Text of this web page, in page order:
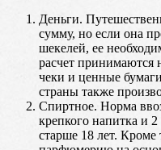
Деньги.
сумму, но если она
шекелей, ее
расчет
чеки и ценные
страны также
Спиртное. Норма
крепкого напитка и
старше 18 лет.